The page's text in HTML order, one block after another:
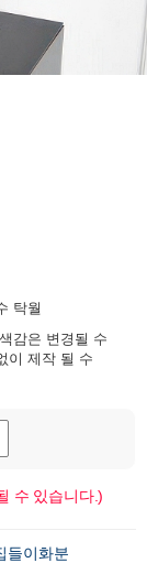
탁월
감은 변경될 수
이 제작 될 수
수 있습니다.)
들이화분